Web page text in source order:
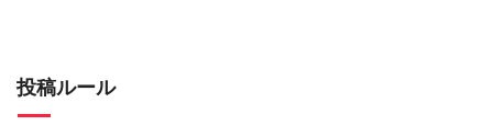
投稿ルール